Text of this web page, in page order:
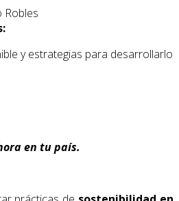
y estrategias para desarrollarlo
en tu país.